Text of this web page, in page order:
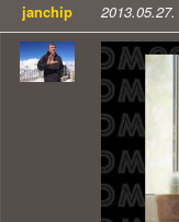
janchip